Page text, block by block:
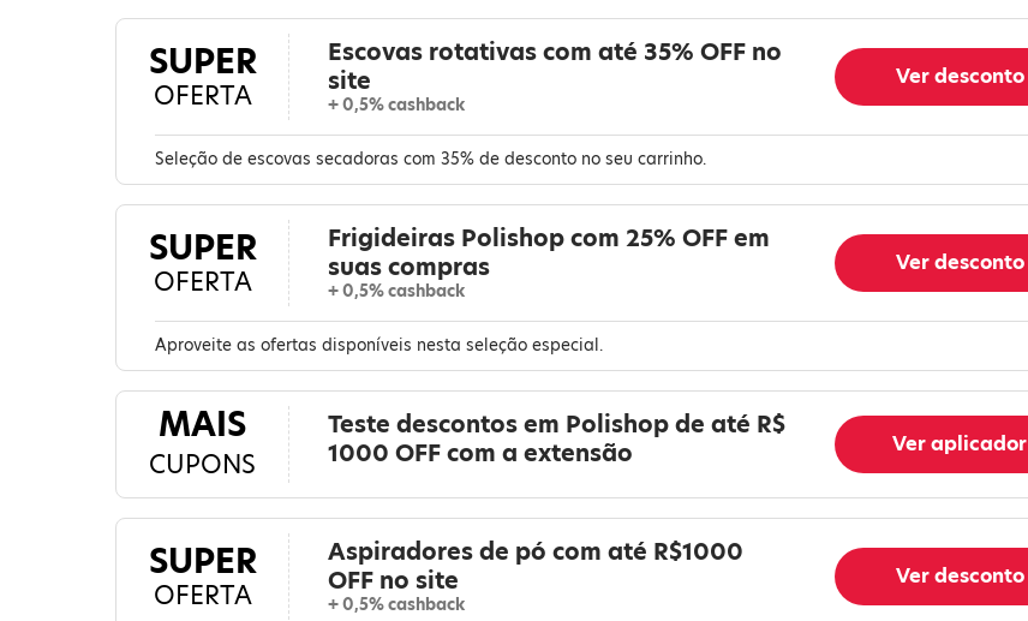
SUPER
OFERTA
Escovas rotativas com até 35% OFF no
site
+ 0,5% cashback
Ver desconto
Seleção de escovas secadoras com 35% de desconto no seu carrinho.
SUPER
OFERTA
Frigideiras Polishop com 25% OFF em
suas compras
+ 0,5% cashback
Ver desconto
Aproveite as ofertas disponíveis nesta seleção especial.
MAIS
CUPONS
Teste descontos em Polishop de até R$
1000 OFF com a extensão
Ver aplicador
SUPER
OFERTA
Aspiradores de pó com até R$1000
OFF no site
+ 0,5% cashback
Ver desconto